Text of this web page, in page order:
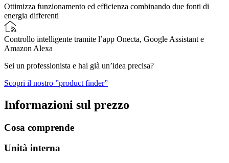
Ottimizza funzionamento ed efficienza combinando due fonti di
energia differenti
Controllo intelligente tramite l’app Onecta, Google Assistant e
Amazon Alexa
Sei un professionista e hai già un’idea precisa?
Scopri il nostro ”product finder”
Informazioni sul prezzo
Cosa comprende
Unità interna